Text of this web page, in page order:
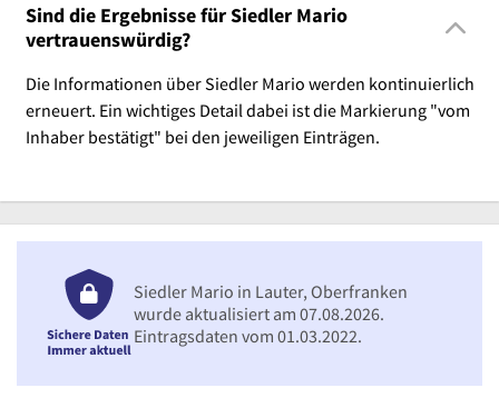
Sind die Ergebnisse für Siedler Mario
vertrauenswürdig?
Die Informationen über Siedler Mario werden kontinuierlich
erneuert. Ein wichtiges Detail dabei ist die Markierung "vom
Inhaber bestätigt" bei den jeweiligen Einträgen.
Siedler Mario in Lauter, Oberfranken
wurde aktualisiert am 07.08.2026.
Eintragsdaten vom 01.03.2022.